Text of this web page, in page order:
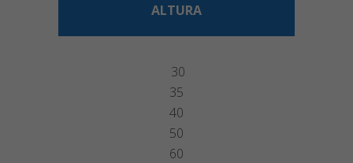
ALTURA
30
35
40
50
60